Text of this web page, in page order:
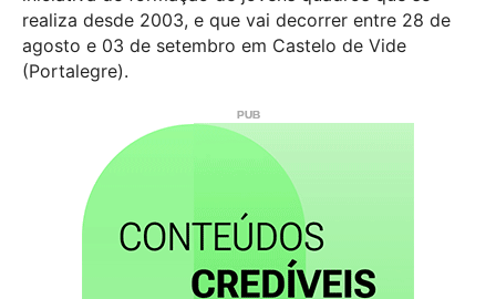
realiza desde 2003, e que vai decorrer entre 28 de
agosto e 03 de setembro em Castelo de Vide
(Portalegre).